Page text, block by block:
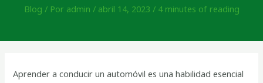
Blog / Por admin / abril 14, 2023 / 4 minutes of reading
Aprender a conducir un automóvil es una habilidad esencial